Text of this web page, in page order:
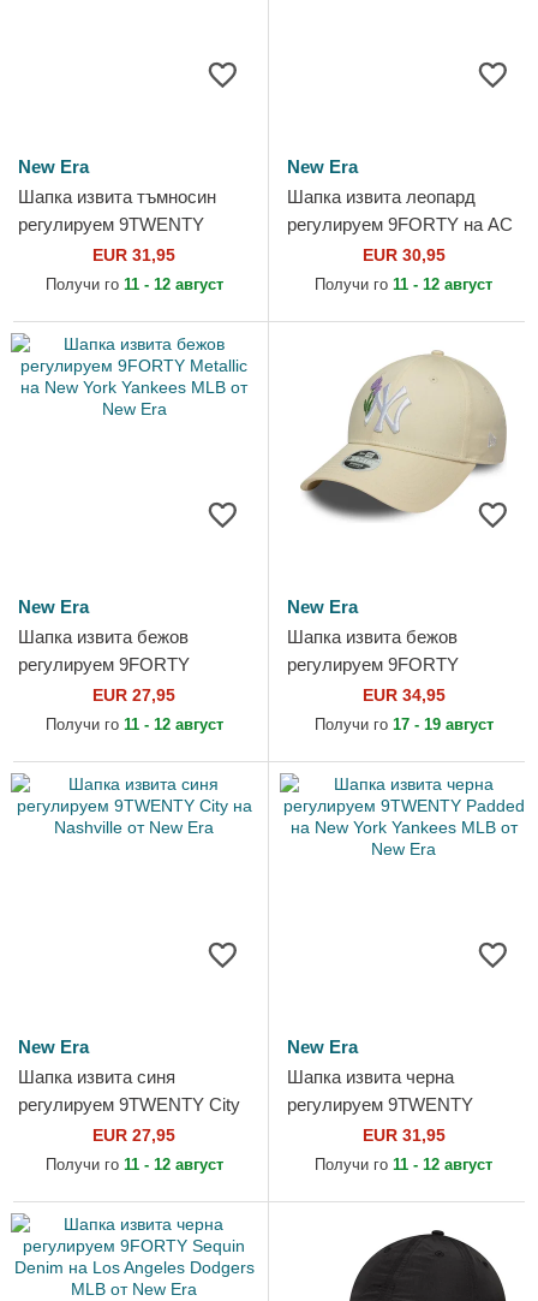
New Era
Шапка извита тъмносин
регулируем 9TWENTY
Denim Stitch на Los Angeles
Dodgers MLB от New Era
EUR 31,95
Получи го 11 - 12 август
New Era
Шапка извита леопард
регулируем 9FORTY на AC
Milan Serie A от New Era
EUR 30,95
Получи го 11 - 12 август
New Era
Шапка извита бежов
регулируем 9FORTY
Metallic на New York
Yankees MLB от New Era
EUR 27,95
Получи го 11 - 12 август
New Era
Шапка извита бежов
регулируем 9FORTY
Beaded на New York
Yankees MLB от New Era
EUR 34,95
Получи го 17 - 19 август
New Era
Шапка извита синя
регулируем 9TWENTY City
на Nashville от New Era
EUR 27,95
Получи го 11 - 12 август
New Era
Шапка извита черна
регулируем 9TWENTY
Padded на New York
Yankees MLB от New Era
EUR 31,95
Получи го 11 - 12 август